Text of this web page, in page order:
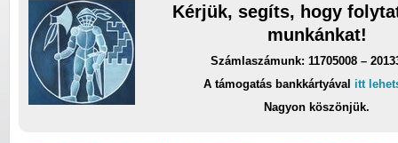
Kérjük, segíts, hogy
munkánkat!
Számlaszámunk: 11705008 –
A támogatás bankkártyával itt
Nagyon köszönjük.